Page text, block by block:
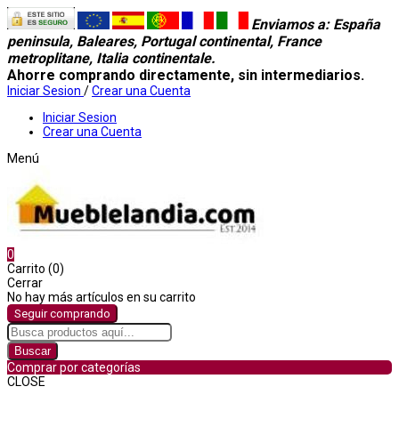
Enviamos a: España
peninsula, Baleares, Portugal continental, France
metroplitane, Italia continentale.
Ahorre comprando directamente, sin intermediarios.
Iniciar Sesion /Crear una Cuenta
Iniciar Sesion
Crear una Cuenta
Menú
0
Carrito (0)
Cerrar
No hay más artículos en su carrito
Seguir comprando
Buscar
Comprar por categorías
CLOSE